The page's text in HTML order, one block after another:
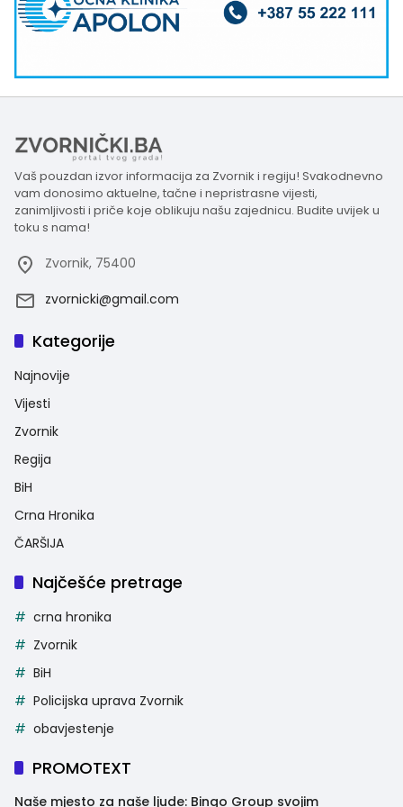
Vaš pouzdan izvor informacija za Zvornik i regiju! Svakodnevno
vam donosimo aktuelne, tačne i nepristrasne vijesti,
zanimljivosti i priče koje oblikuju našu zajednicu. Budite uvijek u
toku s nama!
Zvornik, 75400
zvornicki@gmail.com
Kategorije
Najnovije
Vijesti
Zvornik
Regija
BiH
Crna Hronika
ČARŠIJA
Najčešće pretrage
crna hronika
Zvornik
BiH
Policijska uprava Zvornik
obavjestenje
PROMOTEXT
Naše mjesto za naše ljude: Bingo Group svojim